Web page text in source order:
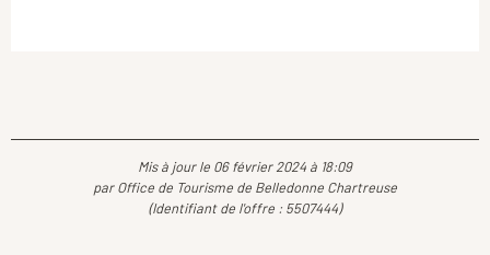
Mis à jour le 06 février 2024 à 18:09
par Office de Tourisme de Belledonne Chartreuse
(Identifiant de l'offre : 5507444)